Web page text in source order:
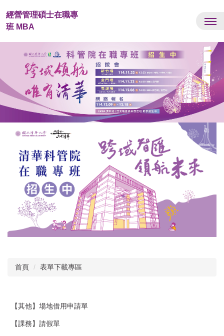
到
主
經營管理碩士在職專
班 MBA
首頁 表單下載專區
【其他】場地借用申請單
【課務】請假單